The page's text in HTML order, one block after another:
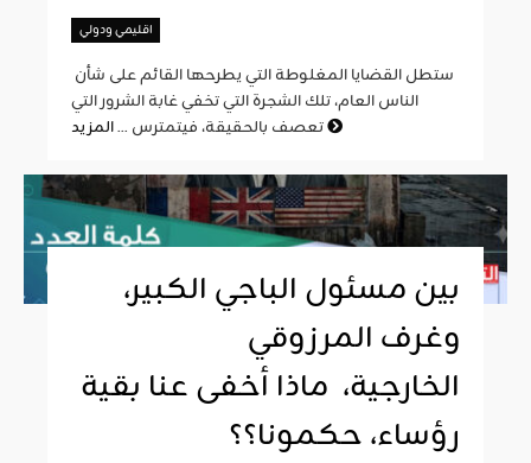
اقليمي ودولي
الناس العام، تلك الشجرة التي تخفي غابة الشرور التي
تعصف بالحقيقة، فيتمترس ...
بين مسئول الباجي الكبير،
وغرف المرزوقي
الخارجية، ماذا أخفى عنا بقية
رؤساء، حكمونا؟؟